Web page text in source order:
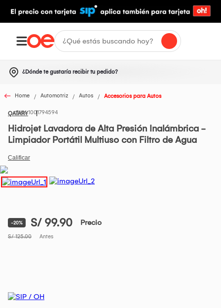
¿Dónde te gustaría recibir tu pedido?
Home Automotriz Autos Accesorios para Autos
QATARY1001794594
Hidrojet Lavadora de Alta Presión Inalámbrica -
Limpiador Portátil Multiuso con Filtro de Agua
-20% S/ 99.90 Precio
S/ 125.00 Antes